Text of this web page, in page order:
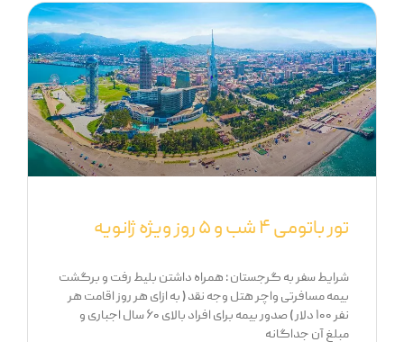
تور باتومی ۴ شب و ۵ روز ویژه ژانویه
شرایط سفر به گرجستان : همراه داشتن بلیط رفت و برگشت
بیمه مسافرتی واچر هتل وجه نقد ( به ازای هر روز اقامت هر
نفر ۱۰۰ دلار ) صدور بیمه برای افراد بالای ۶۰ سال اجباری و
مبلغ آن جداگانه